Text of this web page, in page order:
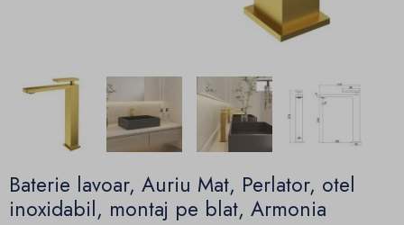
Baterie lavoar, Auriu Mat, Perlator, otel
inoxidabil, montaj pe blat, Armonia